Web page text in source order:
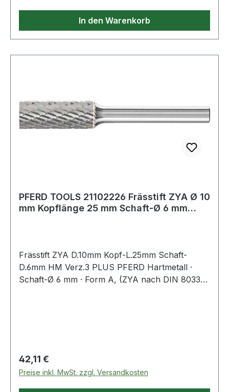
In den Warenkorb
PFERD TOOLS 21102226 Frässtift ZYA Ø 10
mm Kopflänge 25 mm Schaft-Ø 6 mm
Frässtift ZYA D.10mm Kopf-L.25mm Schaft-
D.6mm HM Verz.3 PLUS PFERD Hartmetall ·
Schaft-Ø 6 mm · Form A, (ZYA nach DIN 8033) ·
Regulärer Preis:
42,11 €
Preise inkl. MwSt. zzgl. Versandkosten